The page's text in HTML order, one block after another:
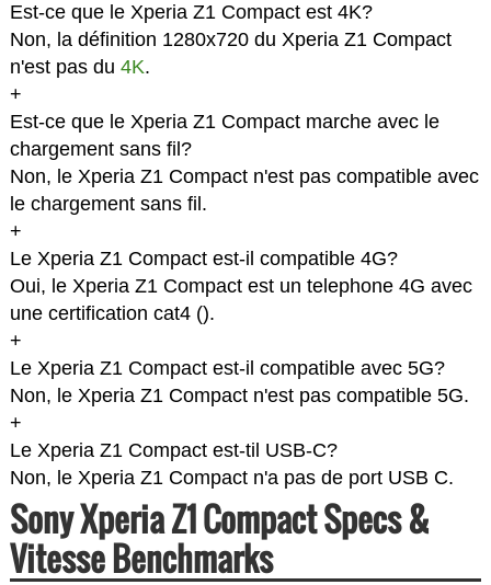
Est-ce que le Xperia Z1 Compact est 4K?
Non, la définition 1280x720 du Xperia Z1 Compact
n'est pas du 4K.
+
Est-ce que le Xperia Z1 Compact marche avec le
chargement sans fil?
Non, le Xperia Z1 Compact n'est pas compatible avec
le chargement sans fil.
+
Le Xperia Z1 Compact est-il compatible 4G?
Oui, le Xperia Z1 Compact est un telephone 4G avec
une certification cat4 ().
+
Le Xperia Z1 Compact est-il compatible avec 5G?
Non, le Xperia Z1 Compact n'est pas compatible 5G.
+
Le Xperia Z1 Compact est-til USB-C?
Non, le Xperia Z1 Compact n'a pas de port USB C.
Sony Xperia Z1 Compact Specs &
Vitesse Benchmarks